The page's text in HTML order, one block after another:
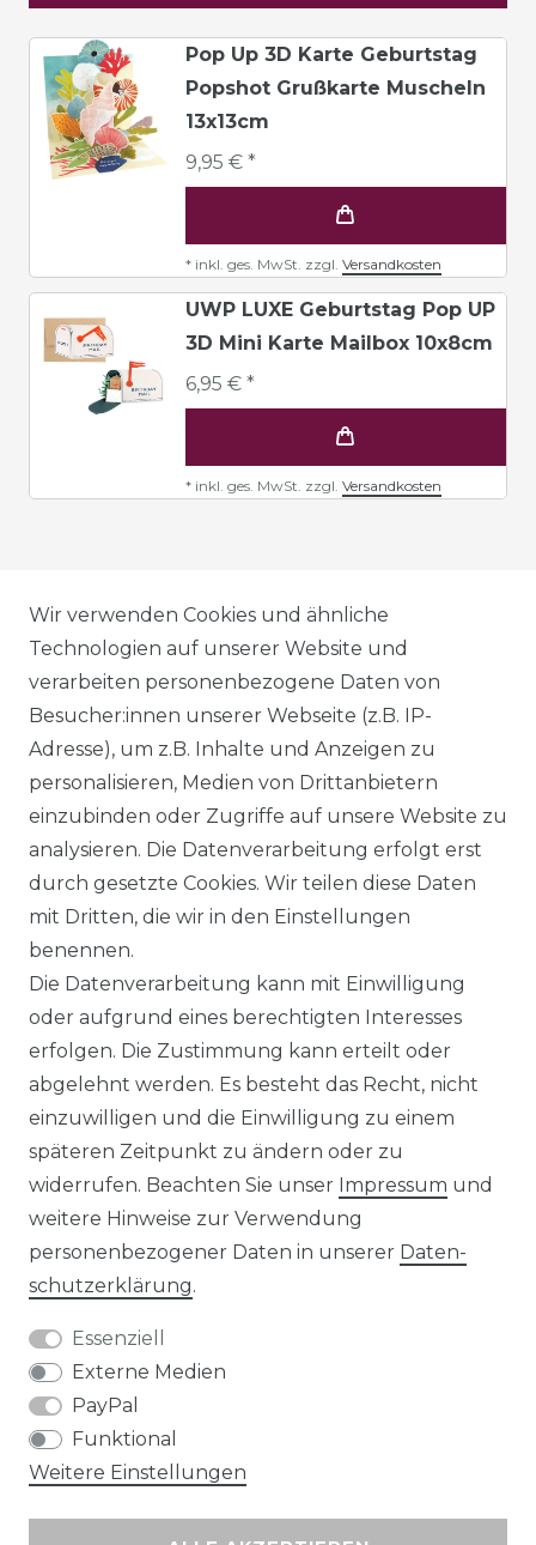
Pop Up 3D Karte Geburtstag
Popshot Grußkarte Muscheln
13x13cm
9,95 € *
* inkl. ges. MwSt. zzgl. Versandkosten
UWP LUXE Geburtstag Pop UP
3D Mini Karte Mailbox 10x8cm
6,95 € *
* inkl. ges. MwSt. zzgl. Versandkosten
AGB
DATENSCHUTZERKLÄRUNG
WIDERRUFSRECHT
IMPRESSUM
KONTAKT
Unsere Zahlungsmöglichkeiten
Wir versenden mit
Wir verwenden Cookies und ähnliche
Technologien auf unserer Website und
verarbeiten personenbezogene Daten von
Besucher:innen unserer Webseite (z.B. IP-
Adresse), um z.B. Inhalte und Anzeigen zu
personalisieren, Medien von Drittanbietern
einzubinden oder Zugriffe auf unsere Website zu
analysieren. Die Datenverarbeitung erfolgt erst
durch gesetzte Cookies. Wir teilen diese Daten
mit Dritten, die wir in den Einstellungen
benennen.
Die Datenverarbeitung kann mit Einwilligung
oder aufgrund eines berechtigten Interesses
erfolgen. Die Zustimmung kann erteilt oder
abgelehnt werden. Es besteht das Recht, nicht
einzuwilligen und die Einwilligung zu einem
späteren Zeitpunkt zu ändern oder zu
widerrufen. Beachten Sie unser Impressum und
weitere Hinweise zur Verwendung
personenbezogener Daten in unserer Daten­
schutz­erklärung.
Essenziell
Externe Medien
PayPal
Funktional
Weitere Einstellungen